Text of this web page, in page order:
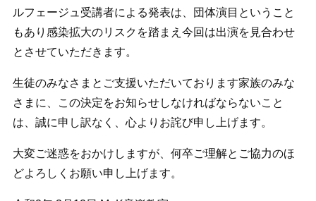
ルフェージュ受講者による発表は、団体演目ということ
もあり感染拡大のリスクを踏まえ今回は出演を見合わせ
とさせていただきます。
生徒のみなさまとご支援いただいております家族のみな
さまに、この決定をお知らせしなければならないこと
は、誠に申し訳なく、心よりお詫び申し上げます。
大変ご迷惑をおかけしますが、何卒ご理解とご協力のほ
どよろしくお願い申し上げます。